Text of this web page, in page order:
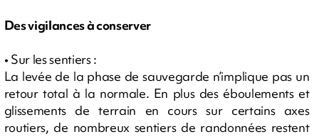
Des vigilances à conserver
• Sur les sentiers :
La levée de la phase de sauvegarde n’implique pas un
retour total à la normale. En plus des éboulements et
glissements de terrain en cours sur certains axes
routiers, de nombreux sentiers de randonnées restent